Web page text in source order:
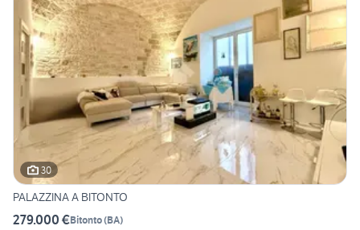
30
PALAZZINA A BITONTO
279.000 €Bitonto(BA)